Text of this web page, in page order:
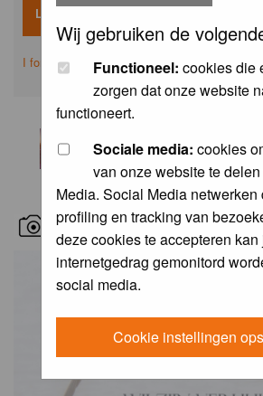
Wij gebruiken de
Functioneel: cookies die
zorgen dat onze website
functioneert.
Sociale media: cookies
van onze website te
Media. Social Media netwerken
profiling en tracking van
deze cookies te accepteren kan
internetgedrag gemonitord
social media.
Cookie instellingen
I forgot my password
RECENT BIRD PICS